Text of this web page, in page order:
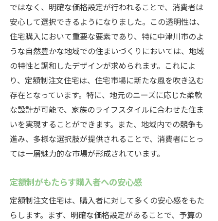
ではなく、明確な価格設定が行われることで、消費者は
安心して選択できるようになりました。この透明性は、
住宅購入において重要な要素であり、特に中津川市のよ
うな自然豊かな地域での住まいづくりにおいては、地域
の特性と調和したデザインが求められます。これによ
り、定額制注文住宅は、住宅市場に新たな風を吹き込む
存在となっています。特に、地元のニーズに応じた柔軟
な設計が可能で、家族のライフスタイルに合わせた住ま
いを実現することができます。また、地域内での競争も
進み、多様な選択肢が提供されることで、消費者にとっ
ては一層魅力的な市場が形成されています。
定額制がもたらす購入者への安心感
定額制注文住宅は、購入者に対して多くの安心感をもた
らします。まず、明確な価格設定があることで、予算の